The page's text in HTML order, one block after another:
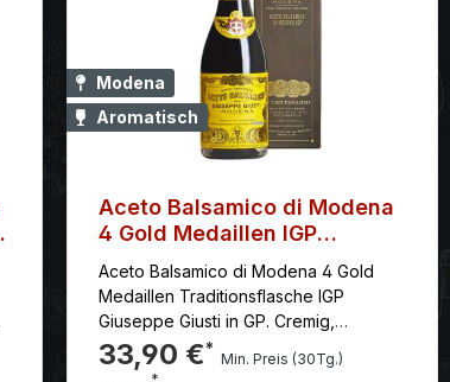
Modena
Aromatisch
Aceto Balsamico di Modena
4 Gold Medaillen IGP
Giuseppe Giusti
Aceto Balsamico di Modena 4 Gold
Medaillen Traditionsflasche IGP
Giuseppe Giusti in GP. Cremig,
sirupartig und leicht pfeffrig, mit einem
rauchigen Honignachgeschmack.
33,90 €*
Min. Preis (30Tg.)